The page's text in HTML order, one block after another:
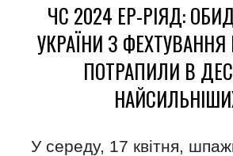
ЧС 2024 ЕР-РІЯД:
УКРАЇНИ З
ПОТРАПИЛИ В
У середу, 17 квітня,